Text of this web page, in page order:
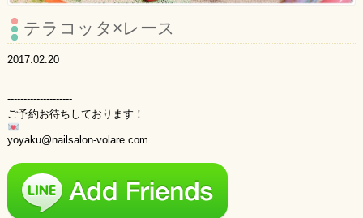
テラコッタ×レース
2017.02.20
--------------------
ご予約お待ちしております！
yoyaku@nailsalon-volare.com